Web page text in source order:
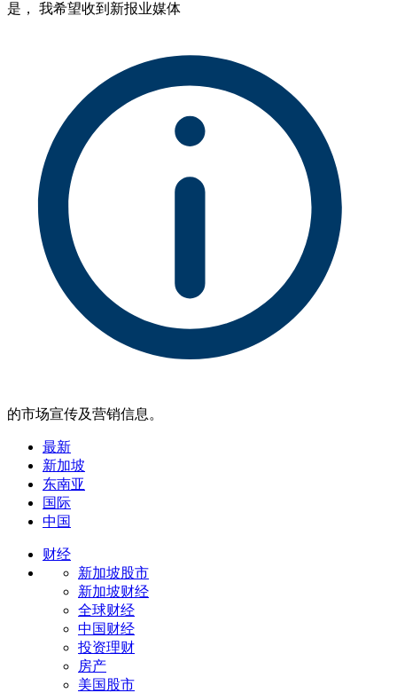
是， 我希望收到新报业媒体
的市场宣传及营销信息。
最新
新加坡
东南亚
国际
中国
财经
新加坡股市
新加坡财经
全球财经
中国财经
投资理财
房产
美国股市